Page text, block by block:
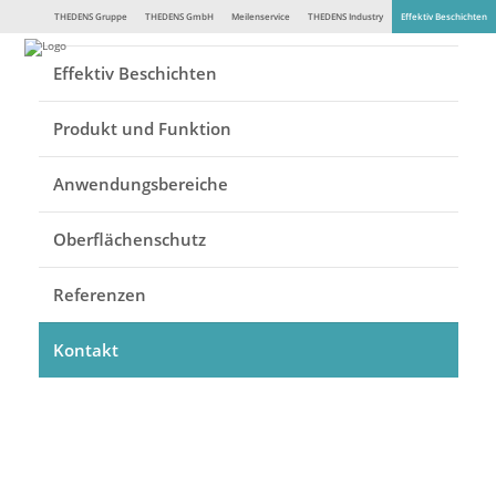
Effektiv Beschichten
Produkt und Funktion
Anwendungsbereiche
Oberflächenschutz
Referenzen
Kontakt
THEDENS Gruppe THEDENS GmbH Meilenservice THEDENS Industry Effektiv Beschichten
Ihr Ansprechpartner:
Oberflächenbeschichtung
in 40233 Düsseldorf – Flingern
info@effektiv-beschichten.de